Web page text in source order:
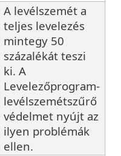
A levélszemét a
teljes levelezés
mintegy 50
százalékát teszi
ki. A
Levelezőprogram-
levélszemétszűrő
védelmet nyújt az
ilyen problémák
ellen.